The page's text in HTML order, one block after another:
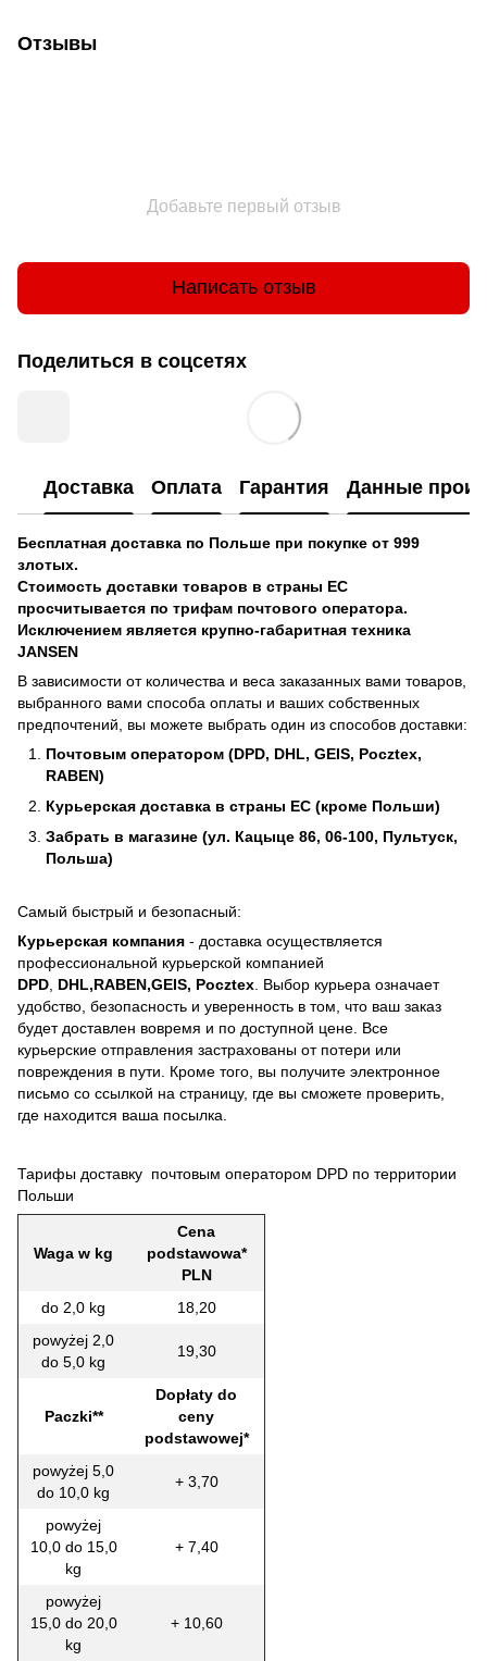
Отзывы
Добавьте первый отзыв
Написать отзыв
Поделиться в соцсетях
Доставка Оплата Гарантия Данные
Бесплатная доставка по Польше при покупке от 999
злотых.
Стоимость доставки товаров в страны ЕС
просчитывается по трифам почтового оператора.
Исключением является крупно-габаритная техника
JANSEN
В зависимости от количества и веса заказанных вами товаров,
выбранного вами способа оплаты и ваших собственных
предпочтений, вы можете выбрать один из способов доставки:
Почтовым оператором (DPD, DHL, GEIS, Pocztex,
RABEN)
Курьерская доставка в страны ЕС (кроме Польши)
Забрать в магазине (ул. Кацыце 86, 06-100, Пультуск,
Польша)
Самый быстрый и безопасный:
Курьерская компания - доставка осуществляется
профессиональной курьерской компанией
DPD DHL,RABEN,GEIS, Pocztex . Выбор курьера означает
удобство, безопасность и уверенность в том, что ваш заказ
будет доставлен вовремя и по доступной цене. Все
курьерские отправления застрахованы от потери или
повреждения в пути. Кроме того, вы получите электронное
письмо со ссылкой на страницу, где вы сможете проверить,
где находится ваша посылка.
Тарифы доставку почтовым оператором DPD по территории
Польши
Waga w kg
Cena
podstawowa*
PLN
do 2,0 kg
18,20
powyżej 2,0
do 5,0 kg
19,30
Paczki**
Dopłaty do
ceny
podstawowej*
powyżej 5,0
do 10,0 kg
+ 3,70
powyżej
10,0 do 15,0
kg
+ 7,40
powyżej
15,0 do 20,0
kg
+ 10,60